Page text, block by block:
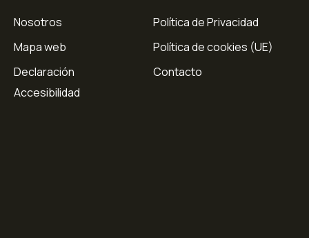
Nosotros
Mapa web
Declaración
Accesibilidad
Política de Privacidad
Política de cookies (UE)
Contacto